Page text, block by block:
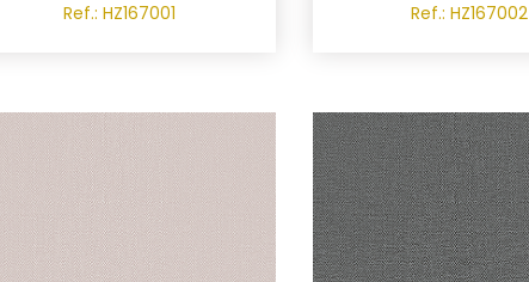
Ref.: HZ167001
Ref.: HZ167002